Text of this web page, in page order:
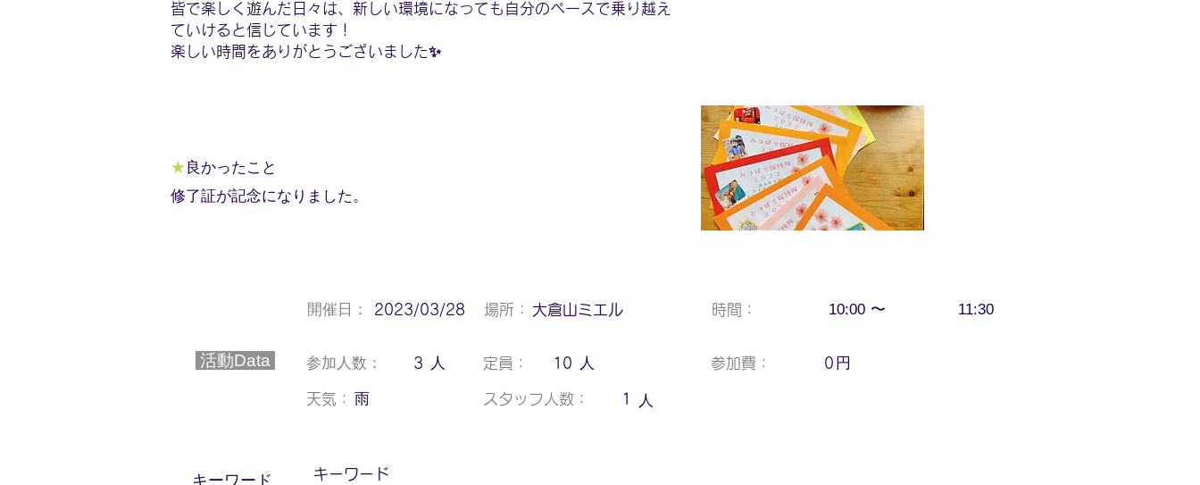
皆で楽しく遊んだ日々は、新しい環境になっても自分のペースで乗り越え
ていけると信じています！
楽しい時間をありがとうございました✨
★良かったこと
修了証が記念になりました。
開催日： 2023/03/28
活動Data 参加人数： 3 人
天気： 雨
場所： 大倉山ミエル
定員： 10 人
スタッフ人数： 1 人
時間： 10:00 〜 11:30
参加費： 0 円
​キーワード キーワード